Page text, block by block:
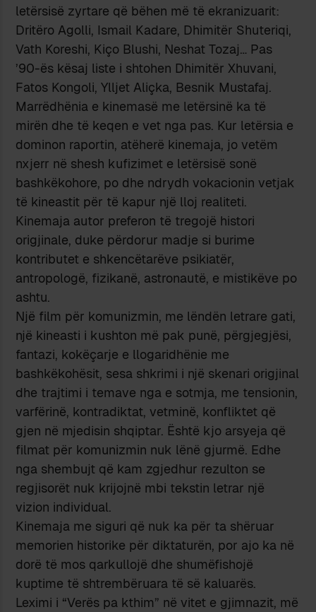
letërsisë zyrtare që bëhen më të ekranizuarit:
Dritëro Agolli, Ismail Kadare, Dhimitër Shuteriqi,
Vath Koreshi, Kiço Blushi, Neshat Tozaj… Pas
’90-ës kësaj liste i shtohen Dhimitër Xhuvani,
Fatos Kongoli, Ylljet Aliçka, Besnik Mustafaj.
Marrëdhënia e kinemasë me letërsinë ka të
mirën dhe të keqen e vet nga pas. Kur letërsia e
dominon raportin, atëherë kinemaja, jo vetëm
nxjerr në shesh kufizimet e letërsisë sonë
bashkëkohore, po dhe ndrydh vokacionin vetjak
të kineastit për të kapur një lloj realiteti.
Kinemaja autor preferon të tregojë histori
origjinale, duke përdorur madje si burime
kontributet e shkencëtarëve psikiatër,
antropologë, fizikanë, astronautë, e mistikëve po
ashtu.
Një film për komunizmin, me lëndën letrare gati,
një kineasti i kushton më pak punë, përgjegjësi,
fantazi, kokëçarje e llogaridhënie me
bashkëkohësit, sesa shkrimi i një skenari origjinal
dhe trajtimi i temave nga e sotmja, me tensionin,
varfërinë, kontradiktat, vetminë, konfliktet që
gjen në mjedisin shqiptar. Është kjo arsyeja që
filmat për komunizmin nuk lënë gjurmë. Edhe
nga shembujt që kam zgjedhur rezulton se
regjisorët nuk krijojnë mbi tekstin letrar një
vizion individual.
Kinemaja me siguri që nuk ka për ta shëruar
memorien historike për diktaturën, por ajo ka në
dorë të mos qarkullojë dhe shumëfishojë
kuptime të shtrembëruara të së kaluarës.
Leximi i “Verës pa kthim” në vitet e gjimnazit, më